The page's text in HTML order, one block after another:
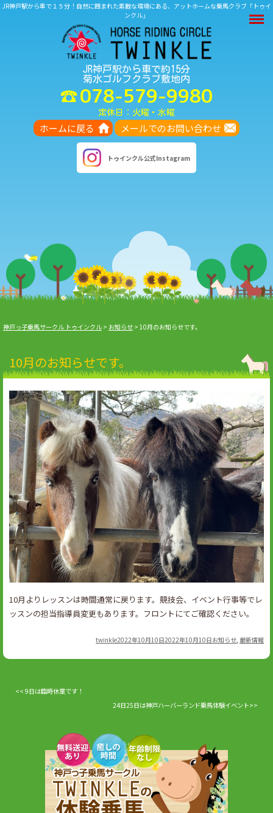
JR神戸駅から車で１５分！自然に囲まれた素敵な環境にある、アットホームな乗馬クラブ「トゥイ
ンクル」
JR神戸駅から車で約15分
菊水ゴルフクラブ敷地内
078-579-9980
定休日：火曜・水曜
ホームに戻る メールでのお問い合わせ
トゥインクル公式Instagram
神戸っ子乗馬サークル トゥインクル > お知らせ > 10月のお知らせです。
10月のお知らせです。
10月よりレッスンは時間通常に戻ります。競技会、イベント行事等でレ
ッスンの担当指導員変更もあります。フロントにてご確認ください。
Author
twinklePosted
2022年10月10日2022年10月10日Categories
お知らせ 最新情報
9日は臨時休業です！
24日25日は神戸ハーバーランド乗馬体験イベント